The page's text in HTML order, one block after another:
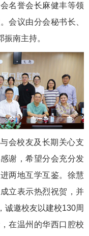
名誉会长麻健丰等领
会议由分会秘书长、
南主持。
会校友及长期关心支
谢，希望分会充分发
两地互学互鉴。徐慧
立表示热烈祝贺，并
诚邀校友以建校130周
在温州的华西口腔校